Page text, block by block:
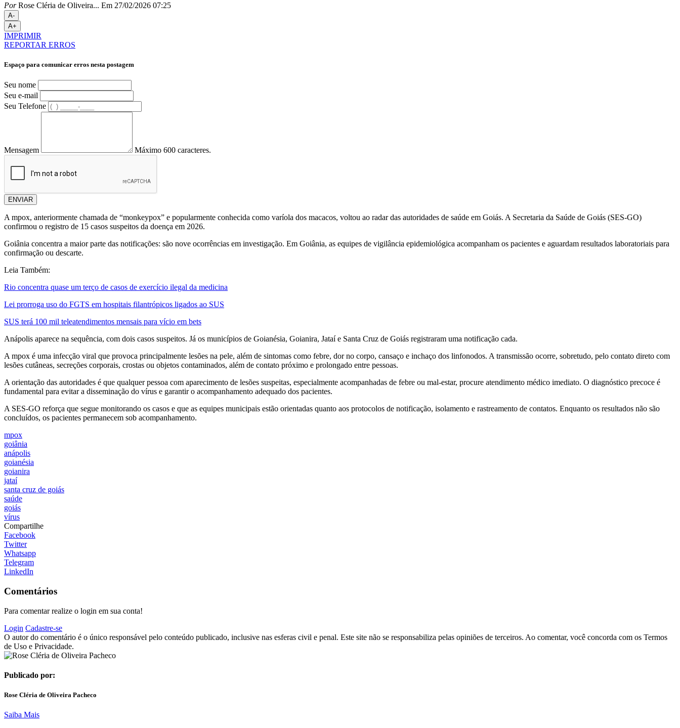
PorRose Cléria de Oliveira... Em 27/02/2026 07:25
A-
A+
IMPRIMIR
REPORTAR ERROS
Espaço para comunicar erros nesta postagem
Seu nome
Seu e-mail
Seu Telefone
Mensagem Máximo 600 caracteres.
ENVIAR
A mpox, anteriormente chamada de “monkeypox” e popularmente conhecida como varíola dos macacos, voltou ao radar das autoridades de saúde em Goiás. A Secretaria da Saúde de Goiás (SES-GO)
confirmou o registro de 15 casos suspeitos da doença em 2026.
Goiânia concentra a maior parte das notificações: são nove ocorrências em investigação. Em Goiânia, as equipes de vigilância epidemiológica acompanham os pacientes e aguardam resultados laboratoriais para
confirmação ou descarte.
Leia Também:
Rio concentra quase um terço de casos de exercício ilegal da medicina
Lei prorroga uso do FGTS em hospitais filantrópicos ligados ao SUS
SUS terá 100 mil teleatendimentos mensais para vício em bets
Anápolis aparece na sequência, com dois casos suspeitos. Já os municípios de Goianésia, Goianira, Jataí e Santa Cruz de Goiás registraram uma notificação cada.
A mpox é uma infecção viral que provoca principalmente lesões na pele, além de sintomas como febre, dor no corpo, cansaço e inchaço dos linfonodos. A transmissão ocorre, sobretudo, pelo contato direto com
lesões cutâneas, secreções corporais, crostas ou objetos contaminados, além de contato próximo e prolongado entre pessoas.
A orientação das autoridades é que qualquer pessoa com aparecimento de lesões suspeitas, especialmente acompanhadas de febre ou mal-estar, procure atendimento médico imediato. O diagnóstico precoce é
fundamental para evitar a disseminação do vírus e garantir o acompanhamento adequado dos pacientes.
A SES-GO reforça que segue monitorando os casos e que as equipes municipais estão orientadas quanto aos protocolos de notificação, isolamento e rastreamento de contatos. Enquanto os resultados não são
concluídos, os pacientes permanecem sob acompanhamento.
mpox
goiânia
anápolis
goianésia
goianira
jataí
santa cruz de goiás
saúde
goiás
vírus
Compartilhe
Facebook
Twitter
Whatsapp
Telegram
LinkedIn
Comentários
Para comentar realize o login em sua conta!
Login Cadastre-se
O autor do comentário é o único responsável pelo conteúdo publicado, inclusive nas esferas civil e penal. Este site não se responsabiliza pelas opiniões de terceiros. Ao comentar, você concorda com os Termos
de Uso e Privacidade.
Publicado por:
Rose Cléria de Oliveira Pacheco
Saiba Mais